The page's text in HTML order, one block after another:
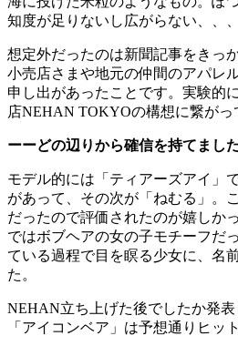
知度が足りないし広がらない、、、
想定外だったのは新聞記事をきっ
小売店さまや地元の仲間のアパレ
申し出があったことです。実験的
店NEHAN TOKYOの構想に繋がっ
ーーどの辺りから確信を持てまし
モデル的には「ティアーズアイ」
があって、その次が「ねむる」。
だったので評価されたのが嬉しか
ではボブヘアの女の子モチーフだ
ている過程で目を瞑る少女に、名
た。
NEHAN立ち上げた後でしたか発
「アイコンベア」は予想通りヒッ